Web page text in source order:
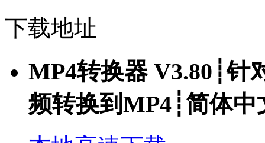
下载地址
MP4转换器 V3.80┊针
频转换到MP4┊简体中